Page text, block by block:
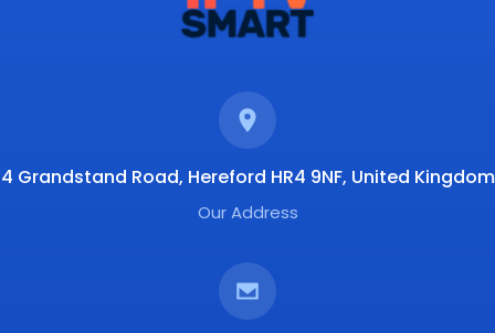
4 Grandstand Road, Hereford HR4 9NF, United Kingdom
Our Address